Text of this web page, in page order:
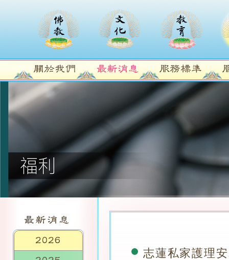
志蓮私家護理